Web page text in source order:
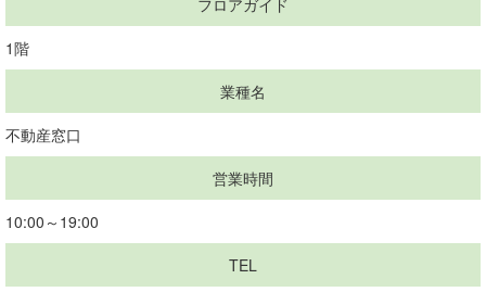
フロアガイド
1階
業種名
不動産窓口
営業時間
10:00～19:00
TEL